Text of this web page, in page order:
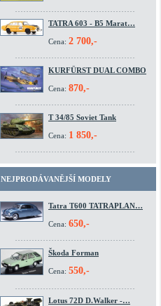
TATRA 603 - B5 Marat…
Cena: 2 700,-
KURFÜRST DUAL COMBO
Cena: 870,-
T 34/85 Soviet Tank
Cena: 1 850,-
NEJPRODÁVANĚJŠÍ MODELY
Tatra T600 TATRAPLAN…
Cena: 650,-
Škoda Forman
Cena: 550,-
Lotus 72D D.Walker -…